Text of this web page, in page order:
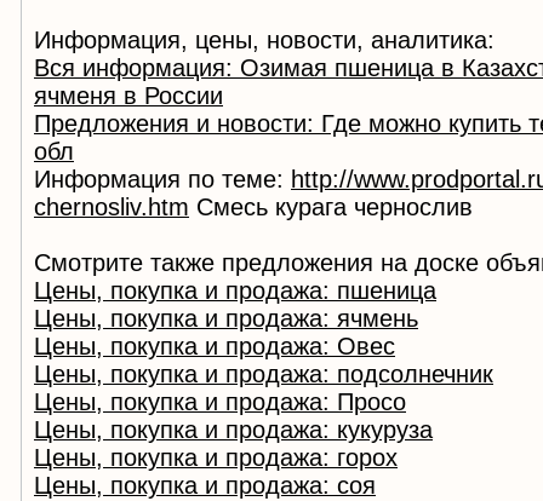
Информация, цены, новости, аналитика:
Вся информация: Озимая пшеница в
ячменя в России
Предложения и новости: Где можно купить
обл
Информация по теме: http://
chernosliv.htm Смесь курага чернослив
Смотрите также предложения на доске
Цены, покупка и продажа: пшеница
Цены, покупка и продажа: ячмень
Цены, покупка и продажа: Овес
Цены, покупка и продажа: подсолнечник
Цены, покупка и продажа: Просо
Цены, покупка и продажа: кукуруза
Цены, покупка и продажа: горох
Цены, покупка и продажа: соя